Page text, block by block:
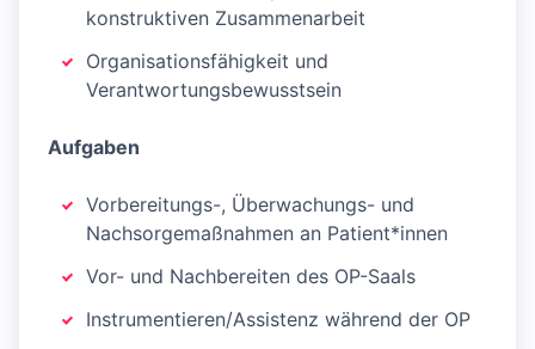
konstruktiven Zusammenarbeit
Organisationsfähigkeit und
Verantwortungsbewusstsein
Aufgaben
Vorbereitungs-, Überwachungs- und
Nachsorgemaßnahmen an Patient*innen
Vor- und Nachbereiten des OP-Saals
Instrumentieren/Assistenz während der OP